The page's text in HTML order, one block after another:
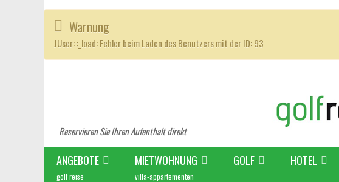
Warnung
JUser: :_load: Fehler beim Laden des Benutzers mit der ID: 93
Reservieren Sie Ihren Aufenthalt direkt
ANGEBOTE
golf reise
MIETWOHNUNG
villa-appartementen
GOLF HOTEL